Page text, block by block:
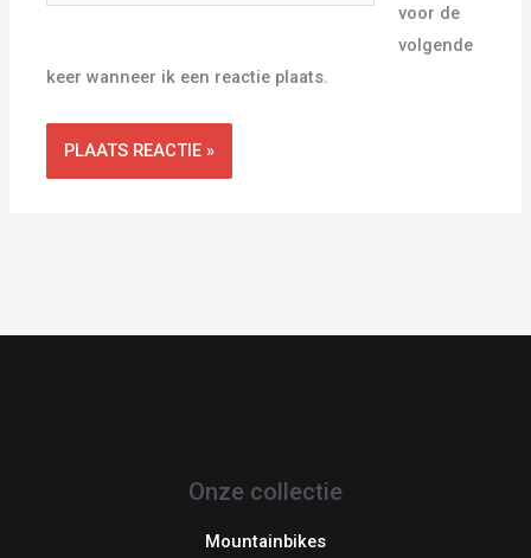
voor de
volgende
keer wanneer ik een reactie plaats.
Onze collectie
Mountainbikes